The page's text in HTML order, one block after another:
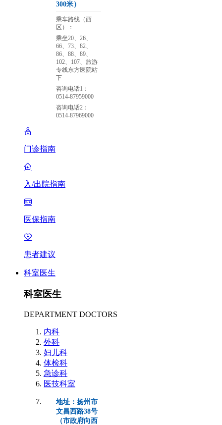
300米）
乘车路线（西
区）：
乘坐20、26、
66、73、82、
86、88、89、
102、107、旅游
专线东方医院站
下
咨询电话1：
0514-87959000
咨询电话2：
0514-87969000
门诊指南
入/出院指南
医保指南
患者建议
科室医生
科室医生
DEPARTMENT DOCTORS
内科
外科
妇儿科
体检科
急诊科
医技科室
地址：扬州市
文昌西路38号
（市政府向西